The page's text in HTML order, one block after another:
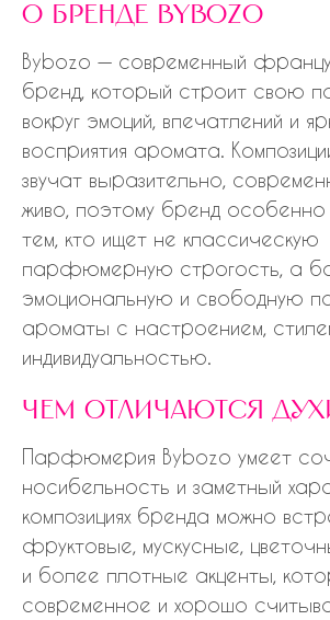
о бренде bybozo
Bybozo — современный
бренд, который строит свою
вокруг эмоций, впечатлений и
восприятия аромата.
звучат выразительно,
живо, поэтому бренд
тем, кто ищет не классическую
парфюмерную строгость, а
эмоциональную и свободную
ароматы с настроением,
индивидуальностью.
чем отличаются
Парфюмерия Bybozo умеет
носибельность и заметный
композициях бренда можно
фруктовые, мускусные,
и более плотные акценты,
современное и хорошо